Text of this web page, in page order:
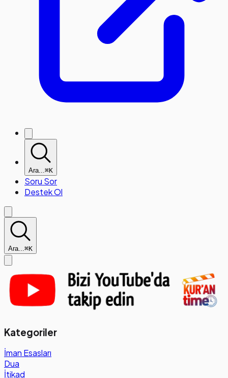
Ara...⌘K
Soru Sor
Destek Ol
Ara...⌘K
Kategoriler
İman Esasları
Dua
İtikad